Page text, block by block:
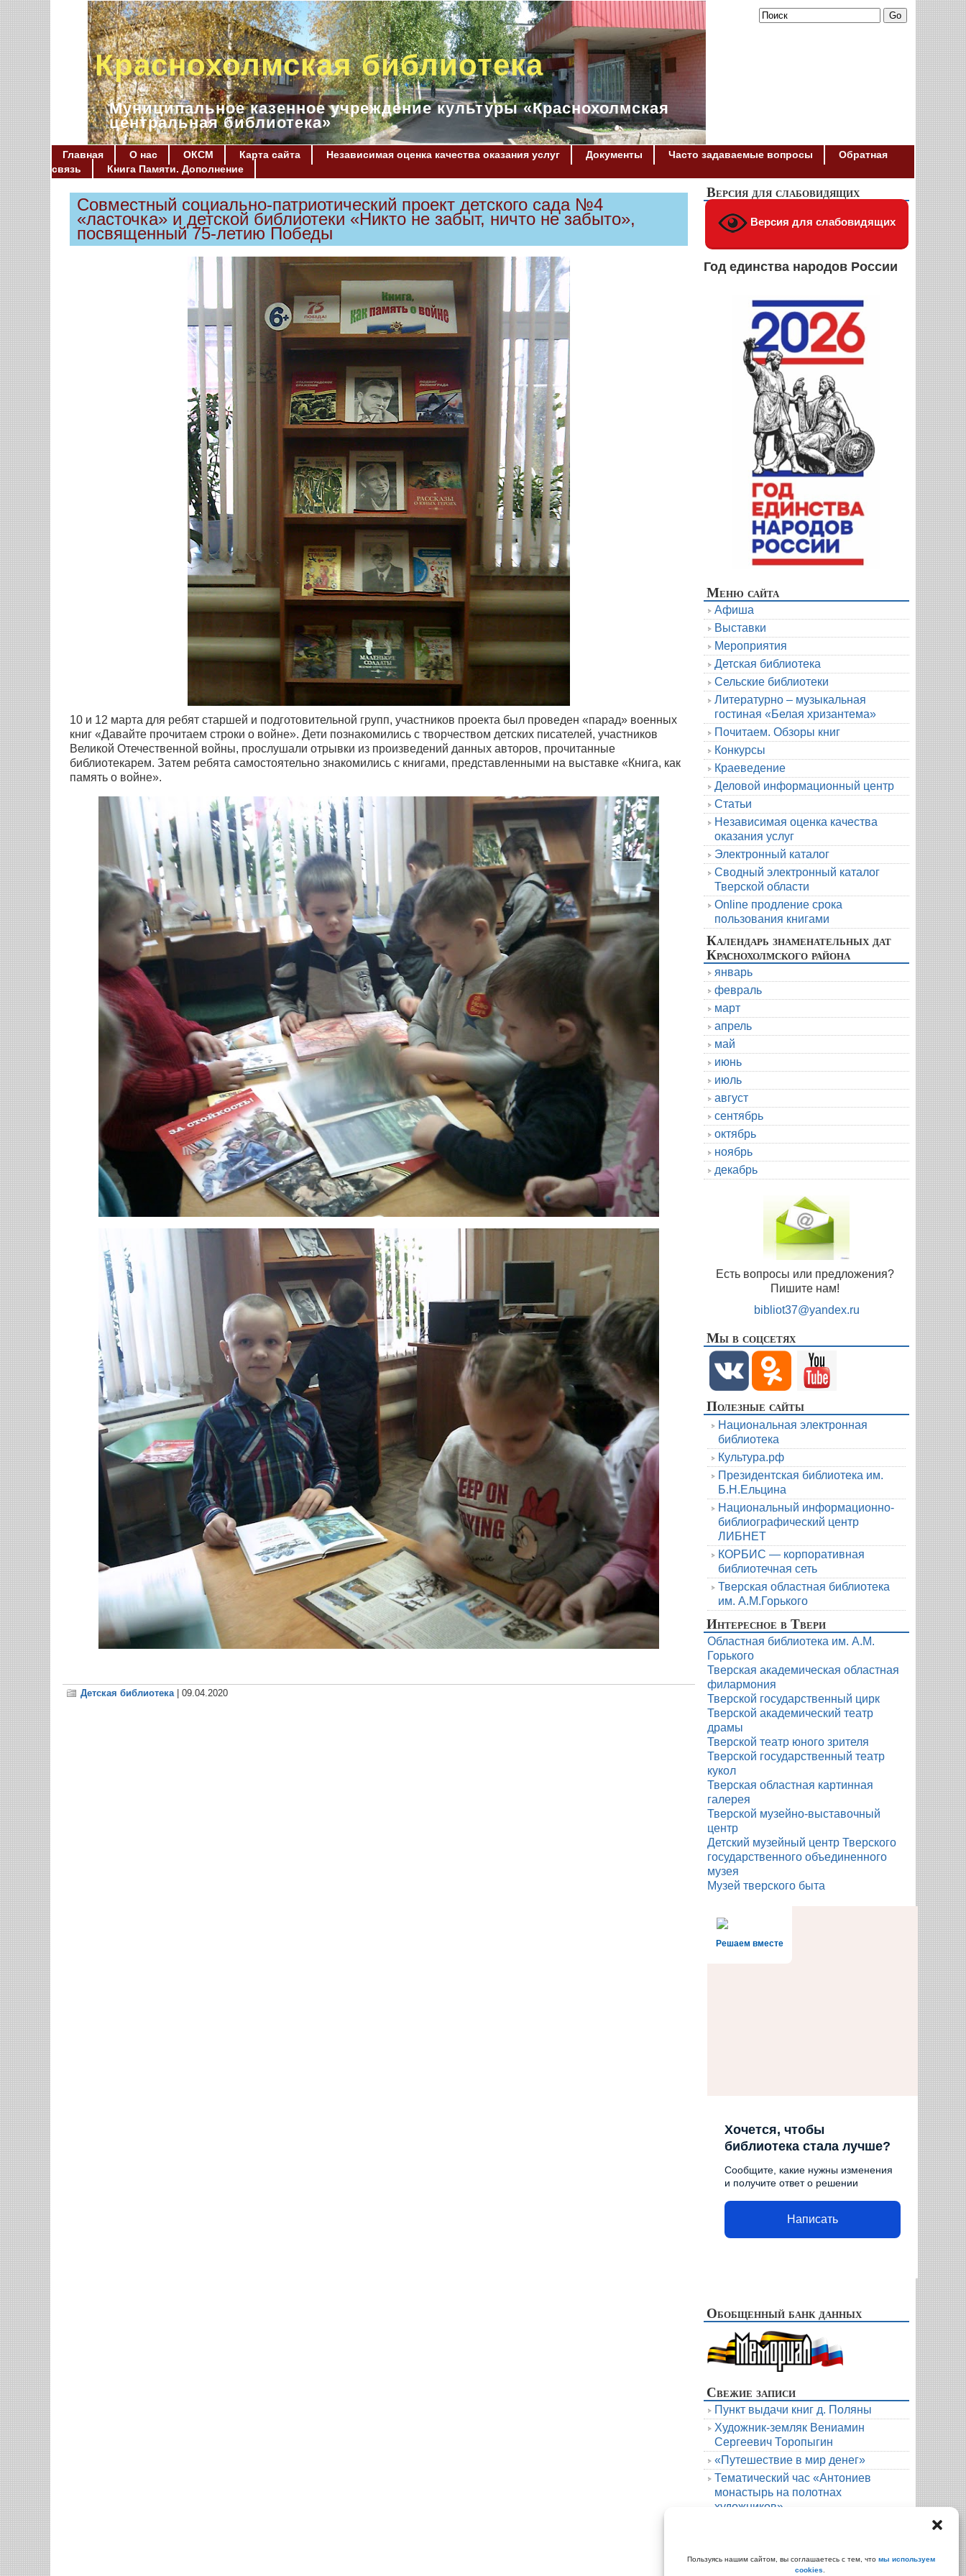
Пользуясь нашим сайтом, вы соглашаетесь с тем, что мы используем
cookies
Краснохолмская библиотека
Муниципальное казенное учреждение культуры «Краснохолмская
центральная библиотека»
Главная О нас ОКСМ Карта сайта Независимая оценка качества оказания услуг Документы Часто задаваемые вопросы
Обратная
связь
Книга Памяти. Дополнение
Совместный социально-патриотический проект детского сада №4
«ласточка» и детской библиотеки «Никто не забыт, ничто не забыто»,
посвященный 75-летию Победы
10 и 12 марта для ребят старшей и подготовительной групп, участников проекта был проведен «парад» военных
книг «Давайте прочитаем строки о войне». Дети познакомились с творчеством детских писателей, участников
Великой Отечественной войны, прослушали отрывки из произведений данных авторов, прочитанные
библиотекарем. Затем ребята самостоятельно знакомились с книгами, представленными на выставке «Книга, как
память о войне».
Детская библиотека| 09.04.2020
Версия для слабовидящих
Версия для слабовидящих
Год единства народов России
Меню сайта
Афиша
Выставки
Мероприятия
Детская библиотека
Сельские библиотеки
Литературно – музыкальная
гостиная «Белая хризантема»
Почитаем. Обзоры книг
Конкурсы
Краеведение
Деловой информационный центр
Статьи
Независимая оценка качества
оказания услуг
Электронный каталог
Сводный электронный каталог
Тверской области
Online продление срока
пользования книгами
Календарь знаменательных дат
Краснохолмского района
январь
февраль
март
апрель
май
июнь
июль
август
сентябрь
октябрь
ноябрь
декабрь
Есть вопросы или предложения?
Пишите нам!
bibliot37@yandex.ru
Мы в соцсетях
Полезные сайты
Национальная электронная
библиотека
Культура.рф
Президентская библиотека им.
Б.Н.Ельцина
Национальный информационно-
библиографический центр
ЛИБНЕТ
КОРБИС — корпоративная
библиотечная сеть
Тверская областная библиотека
им. А.М.Горького
Интересное в Твери
Областная библиотека им. А.М.
Горького
Тверская академическая областная
филармония
Тверской государственный цирк
Тверской академический театр
драмы
Тверской театр юного зрителя
Тверской государственный театр
кукол
Тверская областная картинная
галерея
Тверской музейно-выставочный
центр
Детский музейный центр Тверского
государственного объединенного
музея
Музей тверского быта
Решаем вместе
Хочется, чтобы
библиотека стала лучше?
Сообщите, какие нужны изменения
и получите ответ о решении
Написать
Обобщенный банк данных
Свежие записи
Пункт выдачи книг д. Поляны
Художник-земляк Вениамин
Сергеевич Торопыгин
«Путешествие в мир денег»
Тематический час «Антониев
монастырь на полотнах
художников»
Архивы